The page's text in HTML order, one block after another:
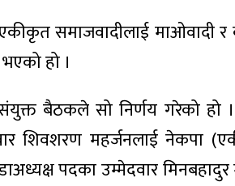
समाजवादीलाई माओवादी र
हो ।
बैठकले सो निर्णय गरेको
शिवशरण महर्जनलाई नेकपा
पदका उम्मेदवार